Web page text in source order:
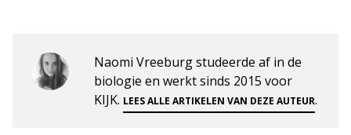
Naomi Vreeburg studeerde af in de
biologie en werkt sinds 2015 voor
KIJK. LEES ALLE ARTIKELEN VAN DEZE AUTEUR.